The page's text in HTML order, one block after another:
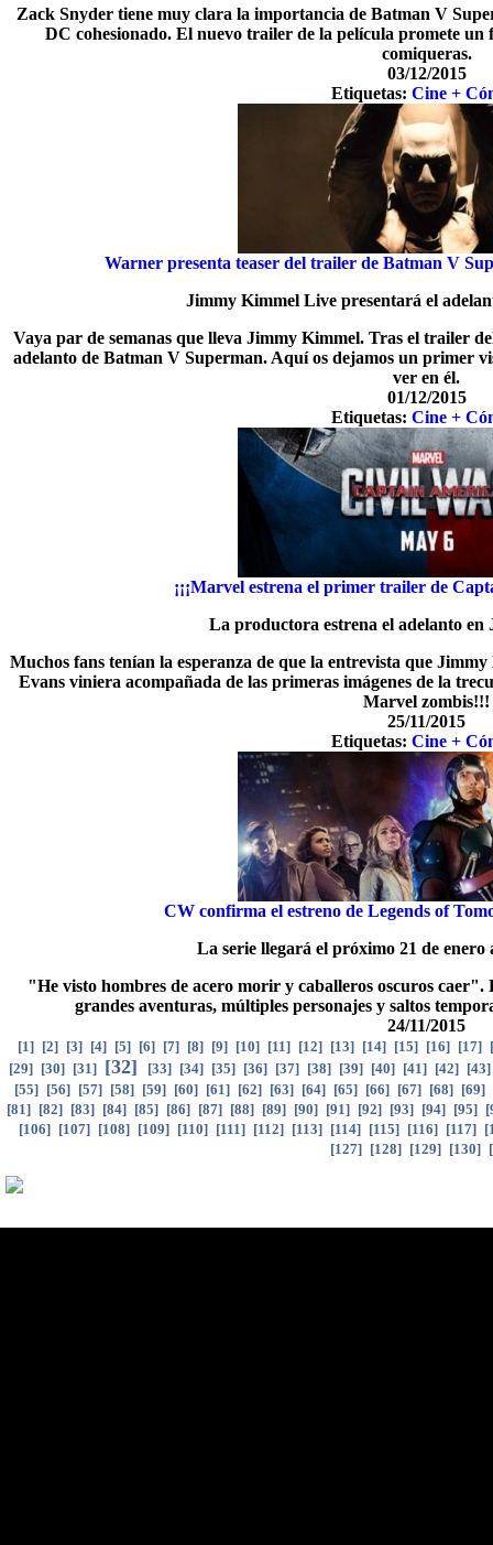
Zack Snyder tiene muy clara la importancia de Batman V
DC cohesionado. El nuevo trailer de la película promete un
comiqueras.
03/12/2015
Etiquetas: Cine +
Warner presenta teaser del trailer de Batman V
Jimmy Kimmel Live presentará el
Vaya par de semanas que lleva Jimmy Kimmel. Tras el trailer
adelanto de Batman V Superman. Aquí os dejamos un primer
ver en él.
01/12/2015
Etiquetas: Cine +
¡¡¡Marvel estrena el primer trailer de
La productora estrena el adelanto
Muchos fans tenían la esperanza de que la entrevista que
Evans viniera acompañada de las primeras imágenes de la
Marvel zombis!!!
25/11/2015
Etiquetas: Cine +
CW confirma el estreno de Legends of
La serie llegará el próximo 21 de enero
"He visto hombres de acero morir y caballeros oscuros
grandes aventuras, múltiples personajes y saltos
24/11/2015
[1] [2] [3] [4] [5] [6] [7] [8] [9] [10] [11] [12] [13] [14] [15] [16] [17] [
[29] [30] [31] [32] [33] [34] [35] [36] [37] [38] [39] [40] [41] [42] [43]
[55] [56] [57] [58] [59] [60] [61] [62] [63] [64] [65] [66] [67] [68] [69]
[81] [82] [83] [84] [85] [86] [87] [88] [89] [90] [91] [92] [93] [94] [95] [
[106] [107] [108] [109] [110] [111] [112] [113] [114] [115] [116] [117] [
[127] [128] [129] [130] [